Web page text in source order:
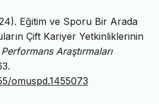
Eğitim ve Sporu Bir Arada
Çift Kariyer Yetkinliklerinin
Araştırmaları
omuspd.1455073